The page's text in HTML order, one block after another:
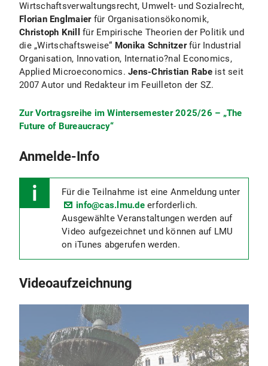
Wirtschaftsverwaltungsrecht, Umwelt- und Sozialrecht,
Florian Englmaierfür Organisationsökonomik,
Christoph Knill
für Empirische Theorien der Politik und
die „Wirtschaftsweise“ Monika Schnitzerfür Industrial
Organisation, Innovation, Internatio?nal Economics,
Applied Microeconomics. Jens-Christian Rabeist seit
2007 Autor und Redakteur im Feuilleton der SZ.
Zur Vortragsreihe im Wintersemester 2025/26 – „The
Future of Bureaucracy“
Anmelde-Info
Für die Teilnahme ist eine Anmeldung unter
info@cas.lmu.deerforderlich.
Ausgewählte Veranstaltungen werden auf
Video aufgezeichnet und können auf LMU
on iTunes abgerufen werden.
Videoaufzeichnung